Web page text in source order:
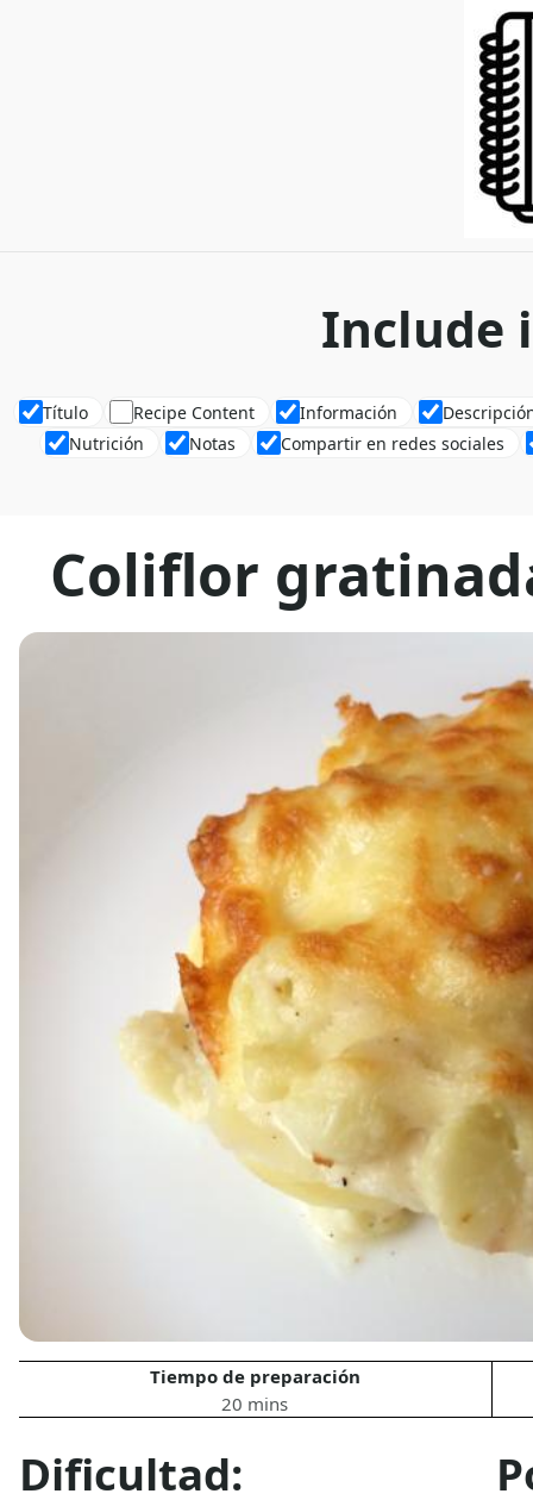
Include
Título Recipe Content Información
Nutrición
Notas Compartir en redes sociales
Coliflor
Tiempo de preparación
20 mins
Dificultad: